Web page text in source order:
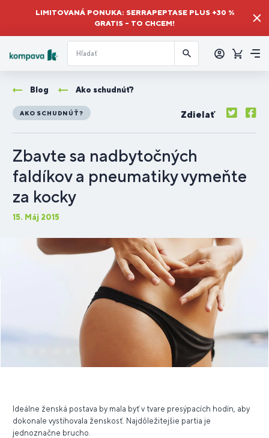
LIMITOVANÁ PONUKA: SERRAPEPTASE PLUS +30 %
GRATIS – TO CHCEM!
sa
Košík
Blog Ako schudnúť?
AKO SCHUDNÚŤ? Zdielať
Zbavte sa nadbytočných
faldíkov a pneumatiky vymeňte
za kocky
15. Máj 2015
Ideálne ženská postava by mala byť v tvare presýpacích hodín, aby
dokonale vystihovala ženskosť. Najdôležitejšie partia je
jednoznačne brucho.